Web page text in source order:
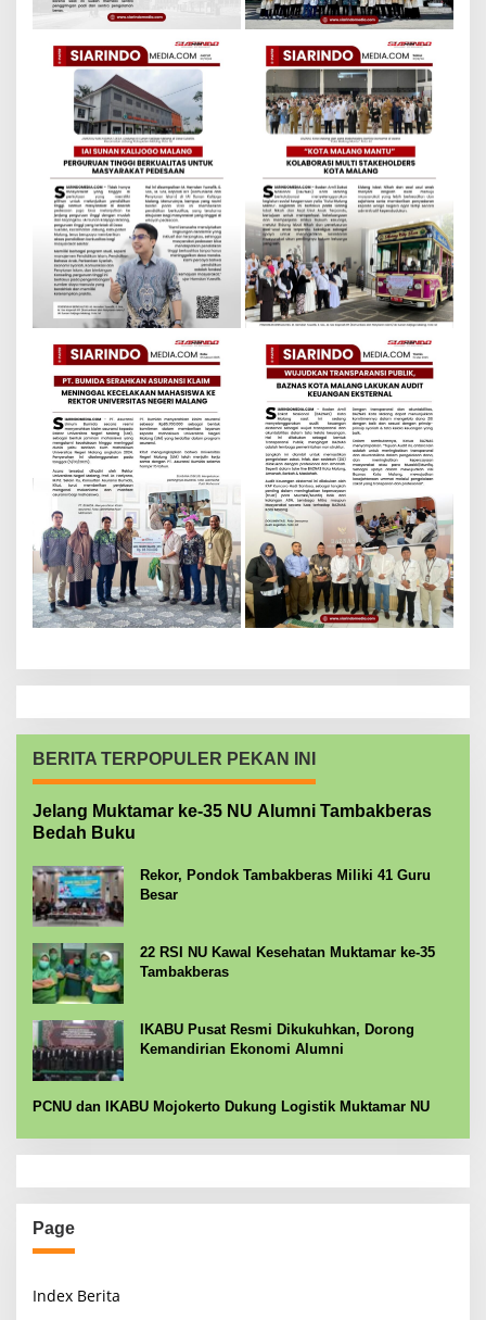
BERITA TERPOPULER PEKAN INI
Jelang Muktamar ke-35 NU Alumni Tambakberas
Bedah Buku
Rekor, Pondok Tambakberas Miliki 41 Guru
Besar
22 RSI NU Kawal Kesehatan Muktamar ke-35
Tambakberas
IKABU Pusat Resmi Dikukuhkan, Dorong
Kemandirian Ekonomi Alumni
PCNU dan IKABU Mojokerto Dukung Logistik Muktamar NU
Page
Index Berita